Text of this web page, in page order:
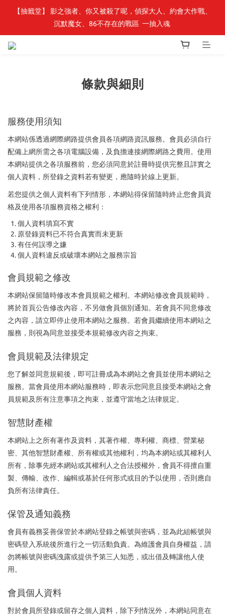
最新開賣🔥「全知讀者視角」 周邊商品
【抽籤堂】 影之強者、你又被殺了呢，偵探大人、約會大作戰、
沉默魔女、86不存在的戰區  一抽入魂
條款與細則
服務使用須知
本網站係透過網際網路提供會員各項網路資訊服務。會員必須自行
配備上網所需之各項電腦設備，及負擔連接網際網路之費用。使用
本網站提供之各項服務前，您必須同意於註冊時提供完整且詳實之
個人資料，所登錄之資料若有變更，應隨時於線上更新。
若您提供之個人資料有下列情形，本網站得保留隨時終止您會員資
格及使用各項服務資格之權利：
個人資料填寫不實
原登錄資料已不符合真實而未更新
有任何誤導之嫌
個人資料違反或破壞本網站之服務宗旨
會員規範之修改
本網站保留隨時修改本會員規範之權利。本網站修改會員規範時，
將於首頁公告修改內容，不另做會員個別通知。若會員不同意修改
之內容，請立即停止使用本網站之服務。若會員繼續使用本網站之
服務，則視為同意並接受本規範修改內容之拘束。
會員規範及法律規定
您了解並同意規範後，即可註冊成為本網站之會員並使用本網站之
服務。當會員使用本網站服務時，即表示您同意且接受本網站之會
員規範及所有注意事項之拘束，並遵守當地之法律規定。
智慧財產權
本網站上之所有著作及資料，其著作權、專利權、商標、營業秘
密、其他智慧財產權、所有權或其他權利，均為本網站或其權利人
所有，除事先經本網站或其權利人之合法授權外，會員不得擅自重
製、傳輸、改作、編輯或基於任何形式或目的予以使用，否則應自
負所有法律責任。
保管及通知義務
會員有義務妥善保管於本網站登錄之帳號與密碼，並為此組帳號與
密碼登入系統後所進行之一切活動負責。為維護會員自身權益，請
勿將帳號與密碼洩露或提供予第三人知悉，或出借及轉讓他人使
用。
會員個人資料
對於會員所登錄或留存之個人資料，除下列情況外，本網站同意在